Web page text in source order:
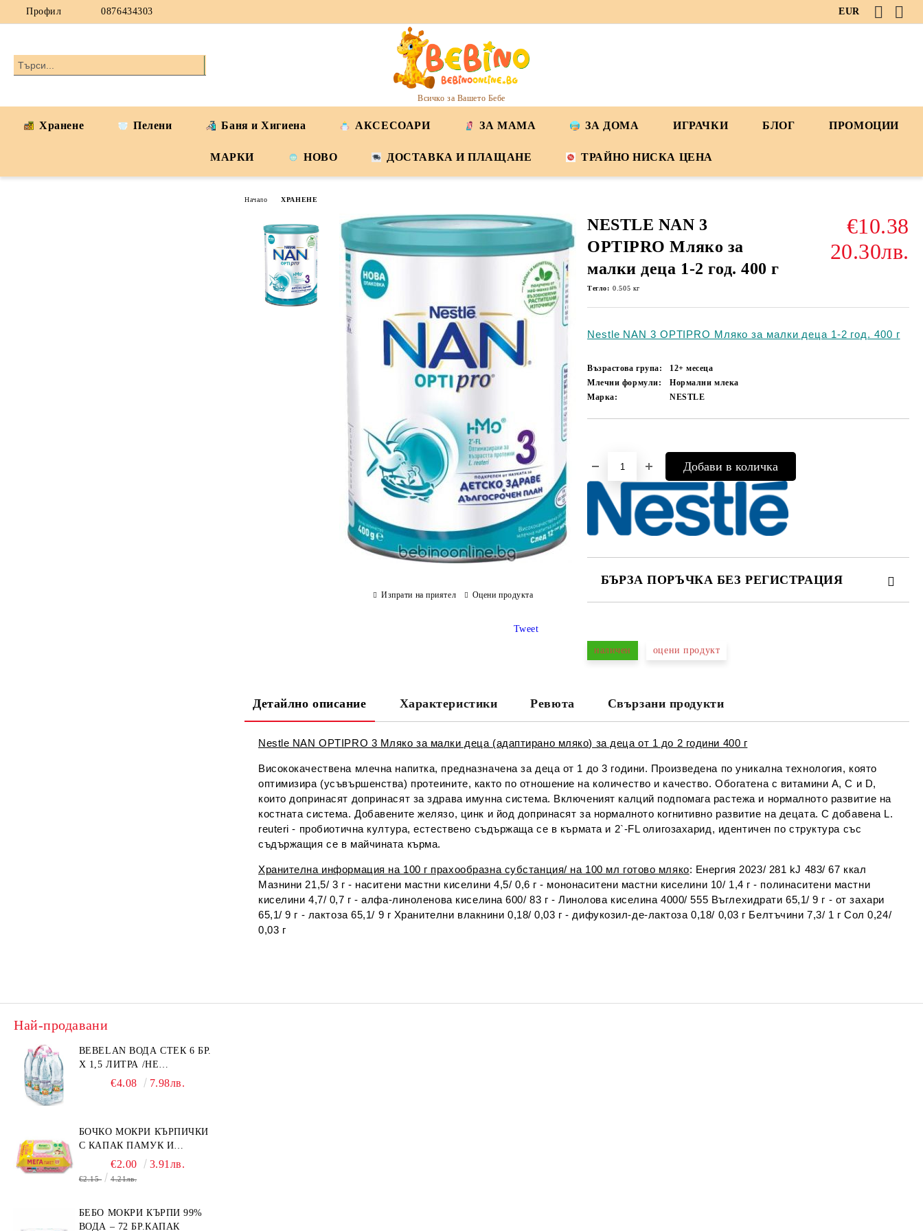
Профил 0876434303 EUR
Всичко за Вашето Бебе
Хранене Пелени Баня и Хигиена АКСЕСОАРИ ЗА МАМА ЗА ДОМА ИГРАЧКИ БЛОГ ПРОМОЦИИ
МАРКИ НОВО ДОСТАВКА И ПЛАЩАНЕ ТРАЙНО НИСКА ЦЕНА
Начало ХРАНЕНЕ
NESTLE NAN 3
OPTIPRO Мляко за
малки деца 1-2 год. 400 г
€10.38
20.30лв.
Тегло: 0.505 кг
Nestle NAN 3 OPTIPRO Мляко за малки деца 1-2 год. 400 г
Възрастова група:
12+ месеца
Млечни формули:
Нормални млека
Марка:
NESTLE
БЪРЗА ПОРЪЧКА БЕЗ РЕГИСТРАЦИЯ
Ние ще се свържем с вас в рамките на работния ден.
наличен оцени продукт
Изпрати на приятел Оцени продукта
Tweet
Детайлно описание Характеристики Ревюта Свързани продукти
Nestle NAN OPTIPRO 3 Мляко за малки деца (адаптирано мляко) за деца от 1 до 2 години 400 г
Висококачествена млечна напитка, предназначена за деца от 1 до 3 години. Произведена по уникална технология, която
оптимизира (усъвършенства) протеините, както по отношение на количество и качество. Обогатена с витамини A, C и D,
които допринасят допринасят за здрава имунна система. Включеният калций подпомага растежа и нормалното развитие на
костната система. Добавените желязо, цинк и йод допринасят за нормалното когнитивно развитие на децата. С добавена L.
reuteri - пробиотична култура, естествено съдържаща се в кърмата и 2`-FL олигозахарид, идентичен по структура със
съдържащия се в майчината кърма.
Хранителна информация на 100 г прахообразна субстанция/ на 100 мл готово мляко: Енергия 2023/ 281 kJ 483/ 67 ккал
Мазнини 21,5/ 3 г - наситени мастни киселини 4,5/ 0,6 г - мононаситени мастни киселини 10/ 1,4 г - полинаситени мастни
киселини 4,7/ 0,7 г - алфа-линоленова киселина 600/ 83 г - Линолова киселина 4000/ 555 Въглехидрати 65,1/ 9 г - от захари
65,1/ 9 г - лактоза 65,1/ 9 г Хранителни влакнини 0,18/ 0,03 г - дифукозил-де-лактоза 0,18/ 0,03 г Белтъчини 7,3/ 1 г Сол 0,24/
0,03 г
Най-продавани
BEBELAN ВОДА СТЕК 6 БР.
Х 1,5 ЛИТРА /НЕ
ИЗПРАЩАМЕ С КУРИЕР/
€4.08 7.98лв.
БОЧКО МОКРИ КЪРПИЧКИ
С КАПАК ПАМУК И
СМРАДЛИКА 120БР.
€2.00 3.91лв.
€2.15 4.21лв.
БЕБО МОКРИ КЪРПИ 99%
ВОДА – 72 БР.КАПАК